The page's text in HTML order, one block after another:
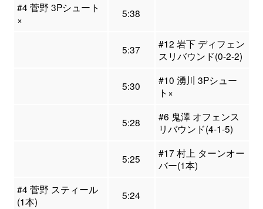
#4 菅野 3Pシュート
×
5:38
5:37
#12 岩下 ディフェン
スリバウンド(0-2-2)
5:30
#10 湧川 3Pシュー
ト×
5:28
#6 鬼澤 オフェンス
リバウンド(4-1-5)
5:25
#17 村上 ターンオー
バー(1本)
#4 菅野 スティール
(1本)
5:24